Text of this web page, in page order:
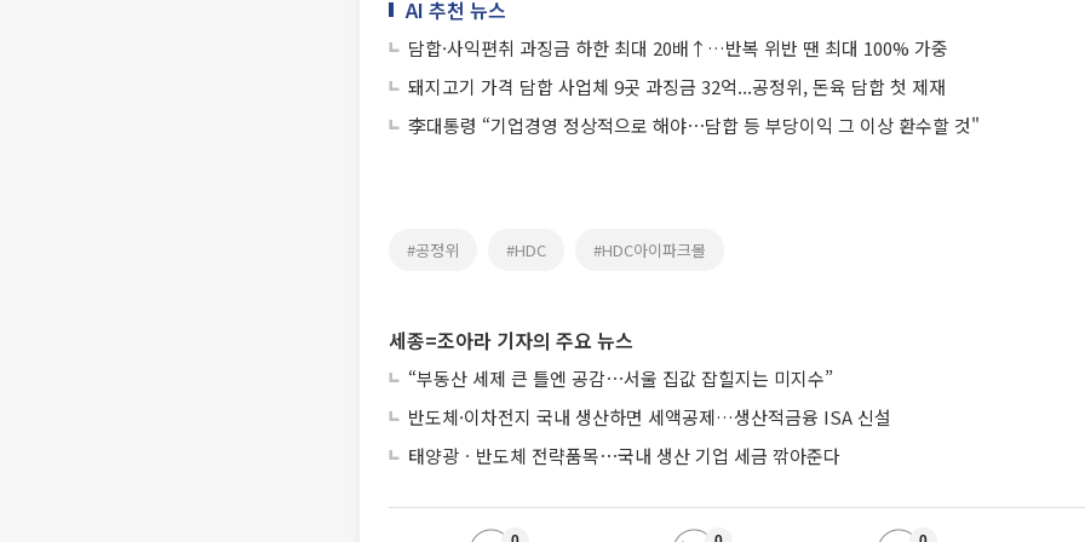
AI 추천 뉴스
담합·사익편취 과징금 하한 최대 20배↑…반복 위반 땐 최대 100% 가중
돼지고기 가격 담합 사업체 9곳 과징금 32억...공정위, 돈육 담합 첫 제재
李대통령 “기업경영 정상적으로 해야⋯담합 등 부당이익 그 이상 환수할 것"
#공정위 #HDC #HDC아이파크몰
세종=조아라 기자의 주요 뉴스
“부동산 세제 큰 틀엔 공감⋯서울 집값 잡힐지는 미지수”
반도체·이차전지 국내 생산하면 세액공제…생산적금융 ISA 신설
태양광ㆍ반도체 전략품목⋯국내 생산 기업 세금 깎아준다